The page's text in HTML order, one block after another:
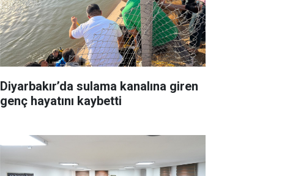
Diyarbakır’da sulama kanalına giren
genç hayatını kaybetti